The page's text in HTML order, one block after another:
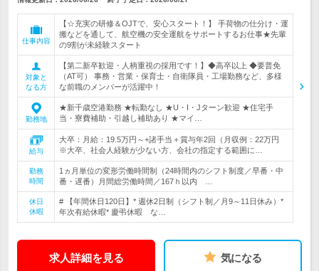
仕事内容
【☆充実の研修＆OJTで、安心スタート！】 手荷物の仕分け・運
搬などを通して、航空機の安全運航をサポートするお仕事★先輩
の9割が未経験スタート
対象と
なる方
【第二新卒歓迎・人柄重視の採用です！】◆高卒以上 ◆要普免
（AT可） 事務・営業・保育士・自衛隊員・工場勤務など、多様
な前職のメンバーが活躍中！
勤務地
★新千歳空港勤務 ★転勤なし ★U・I・Jターン歓迎 ★住宅手
当・寮費補助・引越し補助あり ★マイ…
給与
大卒：月給：19.5万円～+諸手当＋賞与年2回（月収例：22万円
※大卒、社会人経験が少ない方、会社の指定する範囲に…
勤務
時間
1ヵ月単位の変形労働時間制（24時間内のシフト制度／早番・中
番・遅番）月間総労働時間／167ｈ以内 …
休日
休暇
# 【年間休日120日】* 週休2日制（シフト制／月9～11日休み）*
年次有給休暇* 慶弔休暇 な…
求人詳細を見る 気になる